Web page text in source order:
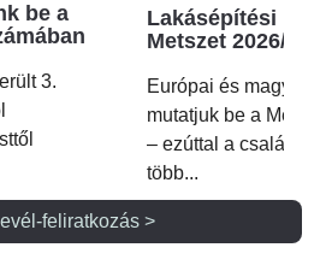
be a
3.
Lakásépítési
Metszet 2026/2.
Európai és magyar
mutatjuk be a
– ezúttal a családi
több...
feliratkozás >